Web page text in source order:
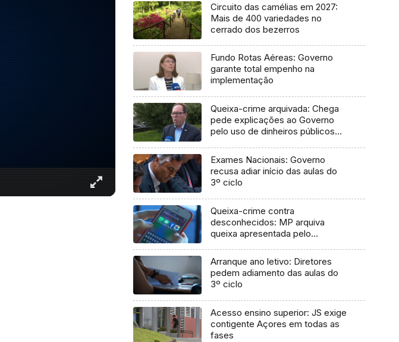
Circuito das camélias em 2027:
Mais de 400 variedades no
cerrado dos bezerros
Fundo Rotas Aéreas: Governo
garante total empenho na
implementação
Queixa-crime arquivada: Chega
pede explicações ao Governo
pelo uso de dinheiros públicos
Exames Nacionais: Governo
recusa adiar início das aulas do
3º ciclo
Queixa-crime contra
desconhecidos: MP arquiva
queixa apresentada pelo
Arranque ano letivo: Diretores
pedem adiamento das aulas do
3º ciclo
Acesso ensino superior: JS exige
contigente Açores em todas as
fases